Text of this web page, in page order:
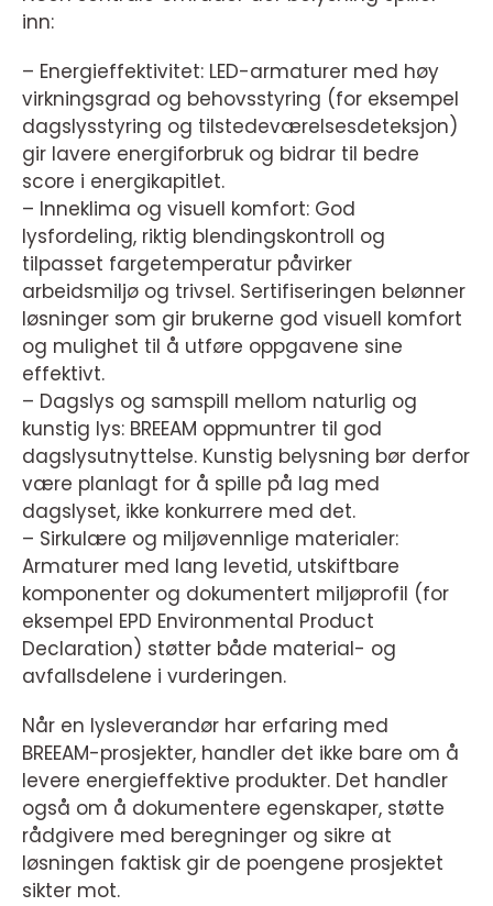
inn:
– Energieffektivitet: LED-armaturer med høy
virkningsgrad og behovsstyring (for eksempel
dagslysstyring og tilstedeværelsesdeteksjon)
gir lavere energiforbruk og bidrar til bedre
score i energikapitlet.
– Inneklima og visuell komfort: God
lysfordeling, riktig blendingskontroll og
tilpasset fargetemperatur påvirker
arbeidsmiljø og trivsel. Sertifiseringen belønner
løsninger som gir brukerne god visuell komfort
og mulighet til å utføre oppgavene sine
effektivt.
– Dagslys og samspill mellom naturlig og
kunstig lys: BREEAM oppmuntrer til god
dagslysutnyttelse. Kunstig belysning bør derfor
være planlagt for å spille på lag med
dagslyset, ikke konkurrere med det.
– Sirkulære og miljøvennlige materialer:
Armaturer med lang levetid, utskiftbare
komponenter og dokumentert miljøprofil (for
eksempel EPD Environmental Product
Declaration) støtter både material- og
avfallsdelene i vurderingen.
Når en lysleverandør har erfaring med
BREEAM-prosjekter, handler det ikke bare om å
levere energieffektive produkter. Det handler
også om å dokumentere egenskaper, støtte
rådgivere med beregninger og sikre at
løsningen faktisk gir de poengene prosjektet
sikter mot.